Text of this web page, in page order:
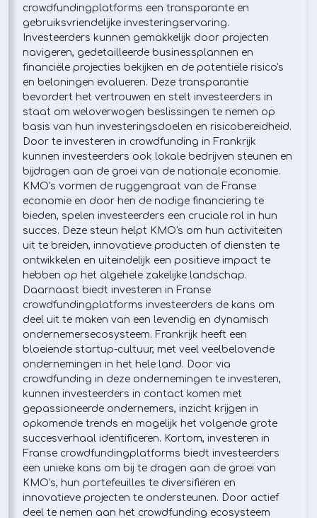
crowdfundingplatforms een transparante en
gebruiksvriendelijke investeringservaring.
Investeerders kunnen gemakkelijk door projecten
navigeren, gedetailleerde businessplannen en
financiële projecties bekijken en de potentiële risico's
en beloningen evalueren. Deze transparantie
bevordert het vertrouwen en stelt investeerders in
staat om weloverwogen beslissingen te nemen op
basis van hun investeringsdoelen en risicobereidheid.
Door te investeren in crowdfunding in Frankrijk
kunnen investeerders ook lokale bedrijven steunen en
bijdragen aan de groei van de nationale economie.
KMO's vormen de ruggengraat van de Franse
economie en door hen de nodige financiering te
bieden, spelen investeerders een cruciale rol in hun
succes. Deze steun helpt KMO's om hun activiteiten
uit te breiden, innovatieve producten of diensten te
ontwikkelen en uiteindelijk een positieve impact te
hebben op het algehele zakelijke landschap.
Daarnaast biedt investeren in Franse
crowdfundingplatforms investeerders de kans om
deel uit te maken van een levendig en dynamisch
ondernemersecosysteem. Frankrijk heeft een
bloeiende startup-cultuur, met veel veelbelovende
ondernemingen in het hele land. Door via
crowdfunding in deze ondernemingen te investeren,
kunnen investeerders in contact komen met
gepassioneerde ondernemers, inzicht krijgen in
opkomende trends en mogelijk het volgende grote
succesverhaal identificeren. Kortom, investeren in
Franse crowdfundingplatforms biedt investeerders
een unieke kans om bij te dragen aan de groei van
KMO's, hun portefeuilles te diversifiëren en
innovatieve projecten te ondersteunen. Door actief
deel te nemen aan het crowdfunding ecosysteem